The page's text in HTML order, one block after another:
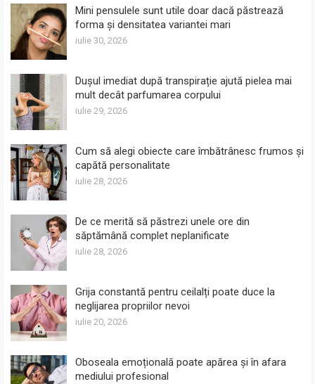
Mini pensulele sunt utile doar dacă păstrează
forma și densitatea variantei mari
iulie 30, 2026
Dușul imediat după transpirație ajută pielea mai
mult decât parfumarea corpului
iulie 29, 2026
Cum să alegi obiecte care îmbătrânesc frumos și
capătă personalitate
iulie 28, 2026
De ce merită să păstrezi unele ore din
săptămână complet neplanificate
iulie 28, 2026
Grija constantă pentru ceilalți poate duce la
neglijarea propriilor nevoi
iulie 20, 2026
Oboseala emoțională poate apărea și în afara
mediului profesional